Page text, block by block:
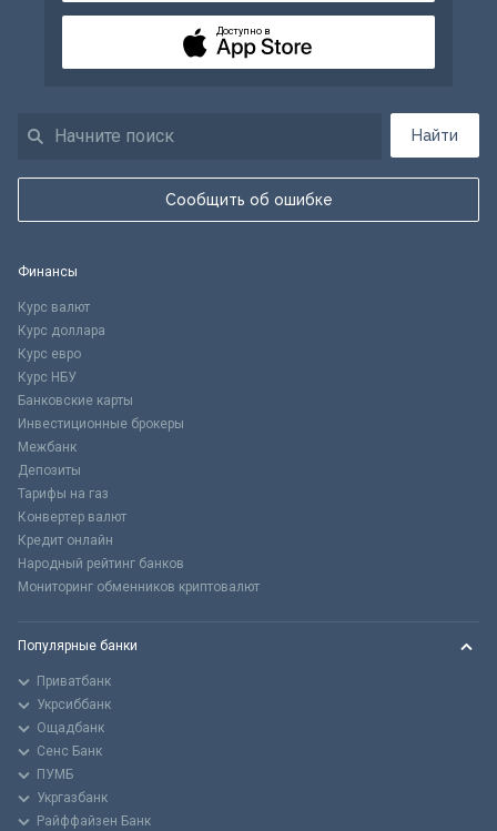
Найти
Сообщить об ошибке
Доступно в
Финансы
Курс валют
Курс доллара
Курс евро
Курс НБУ
Банковские карты
Инвестиционные брокеры
Межбанк
Депозиты
Тарифы на газ
Конвертер валют
Кредит онлайн
Народный рейтинг банков
Мониторинг обменников криптовалют
Популярные банки
Приватбанк
Укрсиббанк
Ощадбанк
Сенс Банк
ПУМБ
Укргазбанк
Райффайзен Банк